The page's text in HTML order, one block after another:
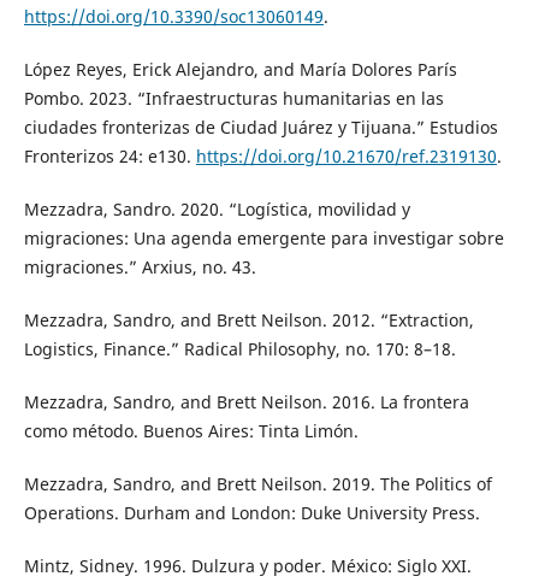
https://doi.org/10.3390/soc13060149.
López Reyes, Erick Alejandro, and María Dolores París
Pombo. 2023. “Infraestructuras humanitarias en las
ciudades fronterizas de Ciudad Juárez y Tijuana.” Estudios
Fronterizos 24: e130. https://doi.org/10.21670/ref.2319130.
Mezzadra, Sandro. 2020. “Logística, movilidad y
migraciones: Una agenda emergente para investigar sobre
migraciones.” Arxius, no. 43.
Mezzadra, Sandro, and Brett Neilson. 2012. “Extraction,
Logistics, Finance.” Radical Philosophy, no. 170: 8–18.
Mezzadra, Sandro, and Brett Neilson. 2016. La frontera
como método. Buenos Aires: Tinta Limón.
Mezzadra, Sandro, and Brett Neilson. 2019. The Politics of
Operations. Durham and London: Duke University Press.
Mintz, Sidney. 1996. Dulzura y poder. México: Siglo XXI.